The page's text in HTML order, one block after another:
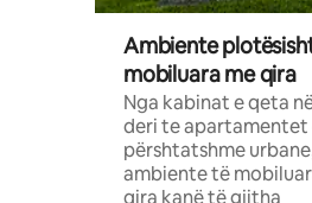
Ambiente
mobiluara me qira
Nga kabinat e qeta
deri te apartamentet
përshtatshme
ambiente të
qira kanë të gjitha